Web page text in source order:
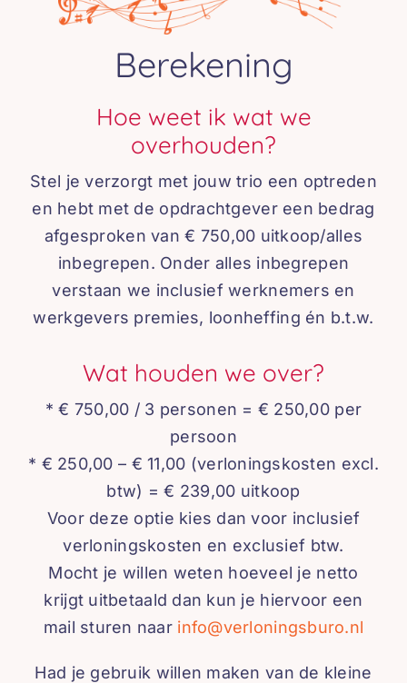
Berekening
Hoe weet ik wat we
overhouden?
Stel je verzorgt met jouw trio een optreden
en hebt met de opdrachtgever een bedrag
afgesproken van € 750,00 uitkoop/alles
inbegrepen. Onder alles inbegrepen
verstaan we inclusief werknemers en
werkgevers premies, loonheffing én b.t.w.
Wat houden we over?
* € 750,00 / 3 personen = € 250,00 per
persoon
* € 250,00 – € 11,00 (verloningskosten excl.
btw) = € 239,00 uitkoop
Voor deze optie kies dan voor inclusief
verloningskosten en exclusief btw.
Mocht je willen weten hoeveel je netto
krijgt uitbetaald dan kun je hiervoor een
mail sturen naar info@verloningsburo.nl
Had je gebruik willen maken van de kleine